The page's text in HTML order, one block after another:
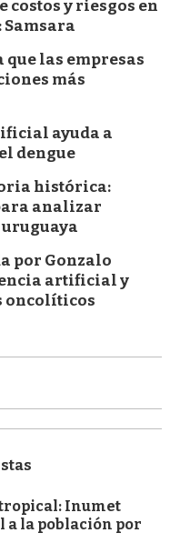
costos y riesgos en
que las empresas
más
ayuda a
dengue
histórica:
analizar
por Gonzalo
artificial y
oncolíticos
Inumet
a la población por